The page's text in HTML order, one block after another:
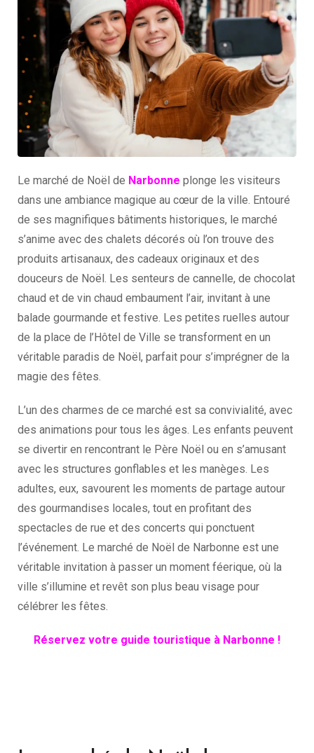
Le marché de Noël de Narbonne plonge les visiteurs
dans une ambiance magique au cœur de la ville. Entouré
de ses magnifiques bâtiments historiques, le marché
s’anime avec des chalets décorés où l’on trouve des
produits artisanaux, des cadeaux originaux et des
douceurs de Noël. Les senteurs de cannelle, de chocolat
chaud et de vin chaud embaument l’air, invitant à une
balade gourmande et festive. Les petites ruelles autour
de la place de l’Hôtel de Ville se transforment en un
véritable paradis de Noël, parfait pour s’imprégner de la
magie des fêtes.
L’un des charmes de ce marché est sa convivialité, avec
des animations pour tous les âges. Les enfants peuvent
se divertir en rencontrant le Père Noël ou en s’amusant
avec les structures gonflables et les manèges. Les
adultes, eux, savourent les moments de partage autour
des gourmandises locales, tout en profitant des
spectacles de rue et des concerts qui ponctuent
l’événement. Le marché de Noël de Narbonne est une
véritable invitation à passer un moment féerique, où la
ville s’illumine et revêt son plus beau visage pour
célébrer les fêtes.
Réservez votre guide touristique à Narbonne !